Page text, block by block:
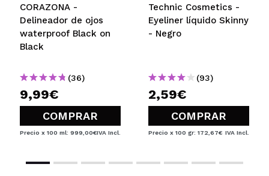
CORAZONA -
Delineador de ojos
waterproof Black on
Black
(36)
9,99€
COMPRAR
Precio x 100 ml: 999,00€IVA Incl.
Technic Cosmetics -
Eyeliner líquido Skinny
- Negro
(93)
2,59€
COMPRAR
Precio x 100 gr: 172,67€ IVA Incl.